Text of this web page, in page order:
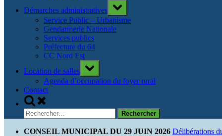
Démarches administratives
Toggle
sub-
menu
Service Public – Urbanisme
Gendarmerie Nationale
Services publics
Préfecture du 64
CC Nord Est
Location de salles
Toggle
sub-
menu
Agenda d’occupation du foyer rural
Contact
Toggle
search
form
Rechercher :
CONSEIL MUNICIPAL DU 29 JUIN 2026 Délibérations